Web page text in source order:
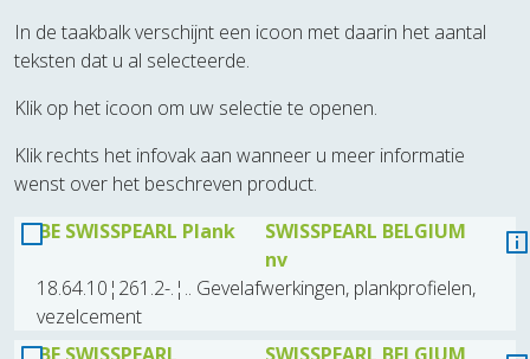
In de taakbalk verschijnt een icoon met daarin het aantal
teksten dat u al selecteerde.
Klik op het icoon om uw selectie te openen.
Klik rechts het infovak aan wanneer u meer informatie
wenst over het beschreven product.
BE SWISSPEARL Plank
SWISSPEARL BELGIUM
nv
18.64.10¦261.2-.¦.. Gevelafwerkingen, plankprofielen,
vezelcement